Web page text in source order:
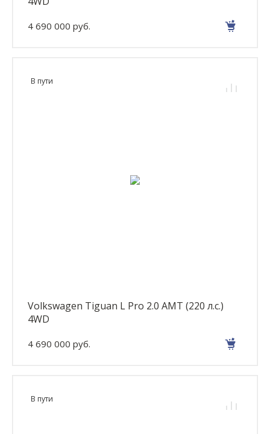
4 690 000 руб.
В пути
Volkswagen Tiguan L Pro 2.0 AMT (220 л.с.)
4WD
4 690 000 руб.
В пути